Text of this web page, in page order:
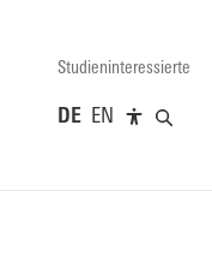
Studieninteressierte
DE EN